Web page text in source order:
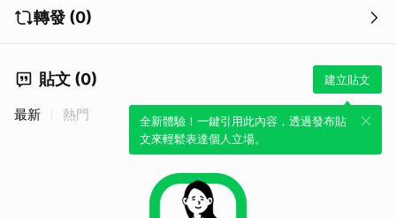
轉發 (0)
貼文 (0) 建立貼文
全新體驗！一鍵引用此內容，透過發布貼
文來輕鬆表達個人立場。
最新 熱門